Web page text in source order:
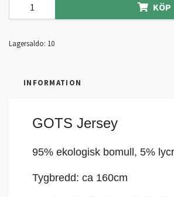
KÖP
Lagersaldo: 10
INFORMATION
GOTS Jersey
95% ekologisk bomull, 5%
Tygbredd: ca 160cm